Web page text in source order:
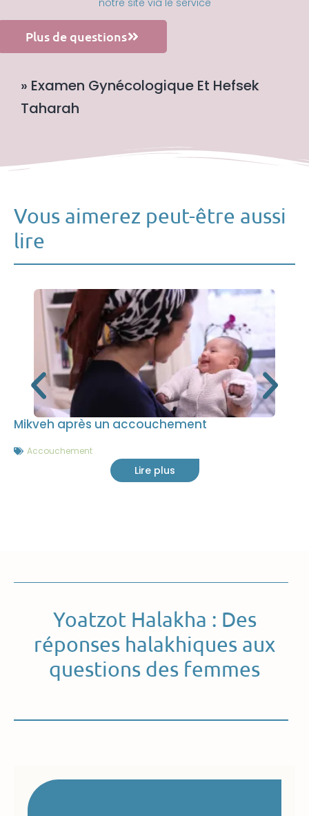
Plus de questions
» Examen Gynécologique Et Hefsek
Taharah
Vous aimerez peut-être aussi
lire
Mikveh après un accouchement
Accouchement
Lire plus
Yoatzot Halakha : Des
réponses halakhiques aux
questions des femmes